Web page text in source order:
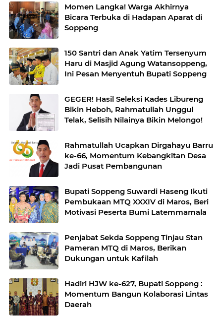
Momen Langka! Warga Akhirnya
Bicara Terbuka di Hadapan Aparat di
Soppeng
150 Santri dan Anak Yatim Tersenyum
Haru di Masjid Agung Watansoppeng,
Ini Pesan Menyentuh Bupati Soppeng
GEGER! Hasil Seleksi Kades Libureng
Bikin Heboh, Rahmatullah Unggul
Telak, Selisih Nilainya Bikin Melongo!
Rahmatullah Ucapkan Dirgahayu Barru
ke-66, Momentum Kebangkitan Desa
Jadi Pusat Pembangunan
Bupati Soppeng Suwardi Haseng Ikuti
Pembukaan MTQ XXXIV di Maros, Beri
Motivasi Peserta Bumi Latemmamala
Penjabat Sekda Soppeng Tinjau Stan
Pameran MTQ di Maros, Berikan
Dukungan untuk Kafilah
Hadiri HJW ke-627, Bupati Soppeng :
Momentum Bangun Kolaborasi Lintas
Daerah